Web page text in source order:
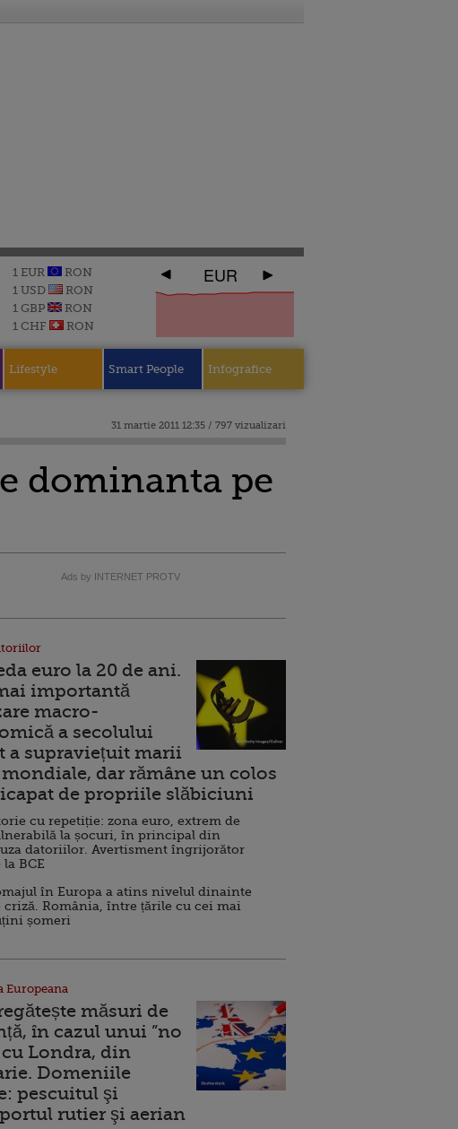
1 EUR
RON
1 USD
RON
1 GBP
RON
1 CHF
RON
EUR
Lifestyle Smart People Infografice
31 martie 2011 12:35 / 797 vizualizari
dominanta pe
Ads by INTERNET PROTV
euro la 20 de ani.
importantă
macro-
a secolului
a supraviețuit marii
dar rămâne un colos
de propriile slăbiciuni
cu repetiție: zona euro, extrem de
la șocuri, în principal din
datoriilor. Avertisment îngrijorător
la BCE
în Europa a atins nivelul dinainte
criză. România, între țările cu cei mai
șomeri
Europeana
măsuri de
în cazul unui ”no
cu Londra, din
Domeniile
pescuitul şi
rutier şi aerian